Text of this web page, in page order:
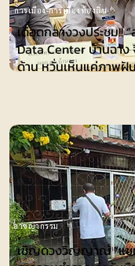
เดือดกลางวงประชุม!!
Data Center บ้านฉา
ด้าน หวั่นเห็นแค่ภาพฝัน
การเมือง-การเมืองท้องถิ่น
เชิญดวงวิญญาณ “แช
อาชญากรรม